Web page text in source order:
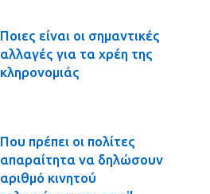
Ποιες είναι οι σημαντικές
αλλαγές για τα χρέη της
κληρονομιάς
Που πρέπει οι πολίτες
απαραίτητα να δηλώσουν
αριθμό κινητού